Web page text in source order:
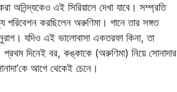
অনিন্দ্যকেও এই সিরিয়ালে দেখা যাবে। সম্প্রতি
পরিবেশন করছিলেন অরুণিমা। গানে তার সঙ্গত
যদিও এই ভালোবাসা একতরফা কিনা, তা
প্রথম দিনেই বর, কঙ্কাকে (অরুণিমা) নিয়ে সোনাদার
আগে থেকেই চেনে।